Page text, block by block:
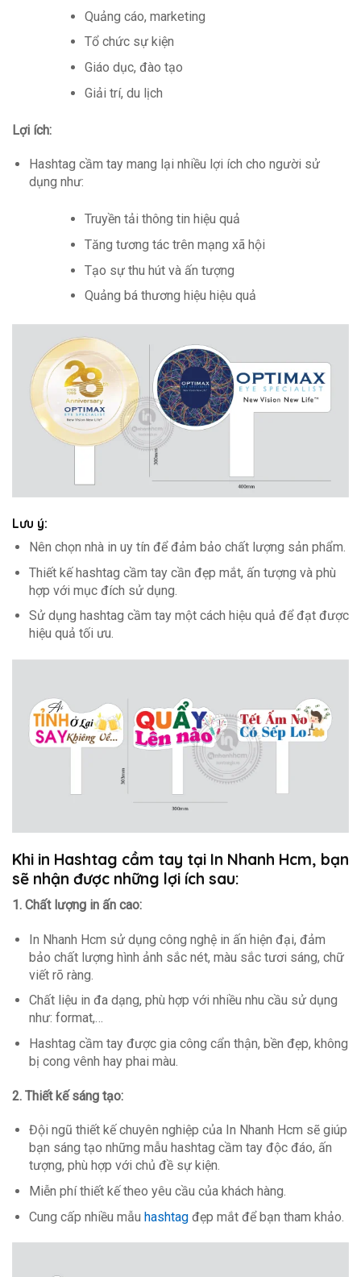
Quảng cáo, marketing
Tổ chức sự kiện
Giáo dục, đào tạo
Giải trí, du lịch
Lợi ích:
Hashtag cầm tay mang lại nhiều lợi ích cho người sử
dụng như:
Truyền tải thông tin hiệu quả
Tăng tương tác trên mạng xã hội
Tạo sự thu hút và ấn tượng
Quảng bá thương hiệu hiệu quả
Lưu ý:
Nên chọn nhà in uy tín để đảm bảo chất lượng sản phẩm.
Thiết kế hashtag cầm tay cần đẹp mắt, ấn tượng và phù
hợp với mục đích sử dụng.
Sử dụng hashtag cầm tay một cách hiệu quả để đạt được
hiệu quả tối ưu.
Khi in Hashtag cầm tay tại In Nhanh Hcm, bạn
sẽ nhận được những lợi ích sau:
1. Chất lượng in ấn cao:
In Nhanh Hcm sử dụng công nghệ in ấn hiện đại, đảm
bảo chất lượng hình ảnh sắc nét, màu sắc tươi sáng, chữ
viết rõ ràng.
Chất liệu in đa dạng, phù hợp với nhiều nhu cầu sử dụng
như: format,…
Hashtag cầm tay được gia công cẩn thận, bền đẹp, không
bị cong vênh hay phai màu.
2. Thiết kế sáng tạo:
Đội ngũ thiết kế chuyên nghiệp của In Nhanh Hcm sẽ giúp
bạn sáng tạo những mẫu hashtag cầm tay độc đáo, ấn
tượng, phù hợp với chủ đề sự kiện.
Miễn phí thiết kế theo yêu cầu của khách hàng.
Cung cấp nhiều mẫu hashtagđẹp mắt để bạn tham khảo.